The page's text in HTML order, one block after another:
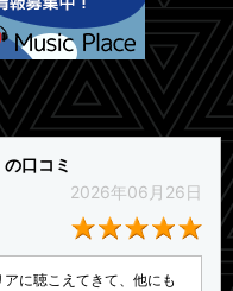
の口コミ
2026年06月26日
★5
に聴こえてきて、他にも